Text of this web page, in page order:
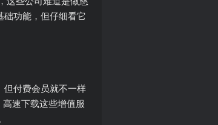
功能，但仔细看它
但付费会员就不一样
速下载这些增值服